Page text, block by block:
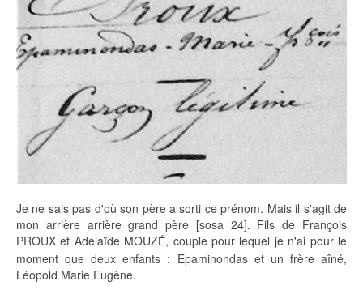
Je ne sais pas d'où son père a sorti ce prénom. Mais il s'agit de
mon arrière arrière grand père [sosa 24]. Fils de François
PROUX et Adélaïde MOUZÉ, couple pour lequel je n'ai pour le
moment que deux enfants : Epaminondas et un frère aîné,
Léopold Marie Eugène.